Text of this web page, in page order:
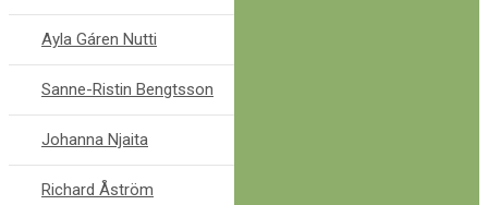
Ayla Gáren Nutti
Sanne-Ristin Bengtsson
Johanna Njaita
Richard Åström